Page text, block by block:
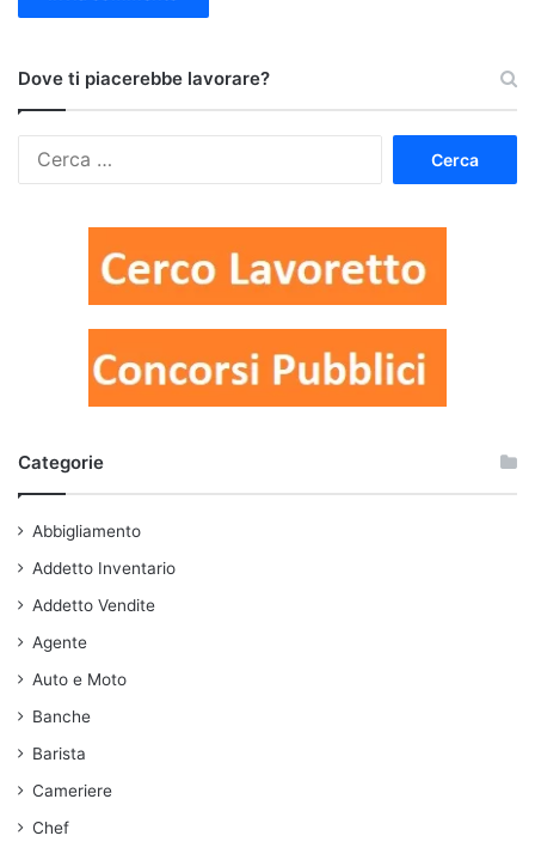
Dove ti piacerebbe lavorare?
Categorie
Abbigliamento
Addetto Inventario
Addetto Vendite
Agente
Auto e Moto
Banche
Barista
Cameriere
Chef